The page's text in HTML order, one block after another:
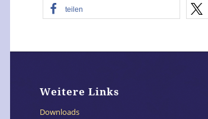
teilen
Weitere Links
Downloads